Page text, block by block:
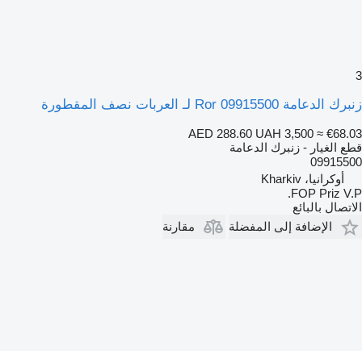
3
زنبرك الدعامة Ror 09915500 لـ العربات نصف المقطورة
AED 288.60 UAH 3,500 ≈ €68.03
قطع الغيار - زنبرك الدعامة
09915500
أوكرانيا، Kharkiv
FOP Priz V.P.
الاتصال بالبائع
الإضافة إلى المفضلة
مقارنة